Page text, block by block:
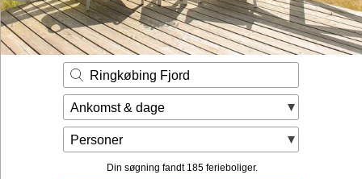
Udlejning af sommerhus
Ejer
Ringkøbing Fjord
Ankomst & dage
Personer
Din søgning fandt 185 ferieboliger.